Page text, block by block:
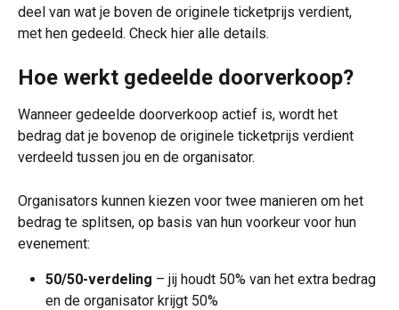
deel van wat je boven de originele ticketprijs verdient,
met hen gedeeld. Check hier alle details.
Hoe werkt gedeelde doorverkoop?
Wanneer gedeelde doorverkoop actief is, wordt het
bedrag dat je bovenop de originele ticketprijs verdient
verdeeld tussen jou en de organisator.
Organisators kunnen kiezen voor twee manieren om het
bedrag te splitsen, op basis van hun voorkeur voor hun
evenement:
50/50-verdeling – jij houdt 50% van het extra bedrag
en de organisator krijgt 50%